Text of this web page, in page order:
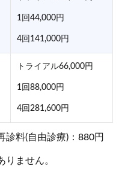
1回44,000円
4回141,000円
トライアル66,000円
1回88,000円
4回281,600円
料(自由診療)：880円
ません。